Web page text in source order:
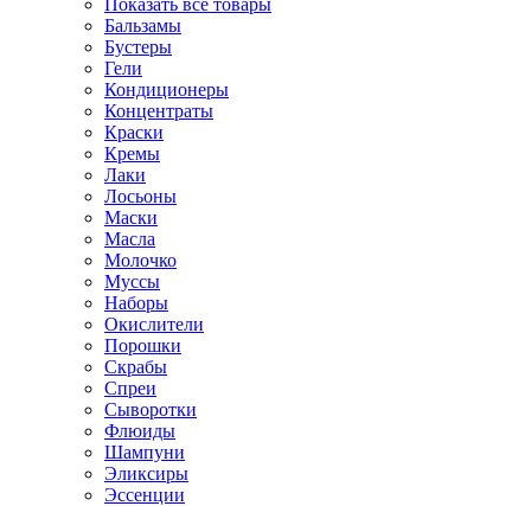
Показать все товары
Бальзамы
Бустеры
Гели
Кондиционеры
Концентраты
Краски
Кремы
Лаки
Лосьоны
Маски
Масла
Молочко
Муссы
Наборы
Окислители
Порошки
Скрабы
Спреи
Сыворотки
Флюиды
Шампуни
Эликсиры
Эссенции